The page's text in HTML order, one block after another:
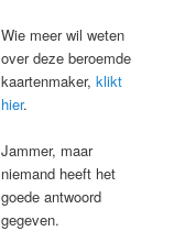
Wie meer wil weten
over deze beroemde
kaartenmaker,klikt
hier.
Jammer, maar
niemand heeft het
goede antwoord
gegeven.